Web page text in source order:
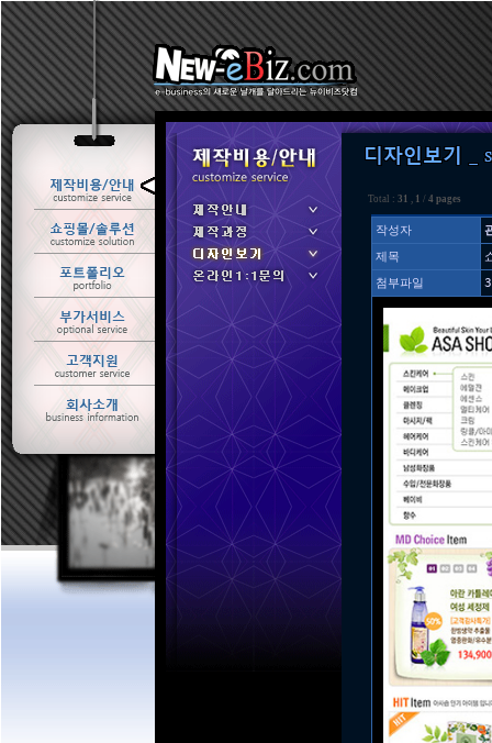
Total : 31 , 1 / 4 pages
작성자
제목
첨부파일
ㆍ 제작과정
ㆍ 디자인보기